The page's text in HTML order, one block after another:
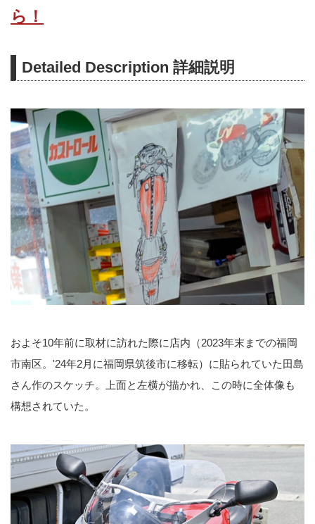
ら！
Detailed Description 詳細説明
およそ10年前に取材に訪れた際に店内（2023年末までの福岡
市南区。'24年2月に福岡県筑後市に移転）に貼られていた田島
さん作のスケッチ。上面と左横が描かれ、この時に全体像も
構想されていた。